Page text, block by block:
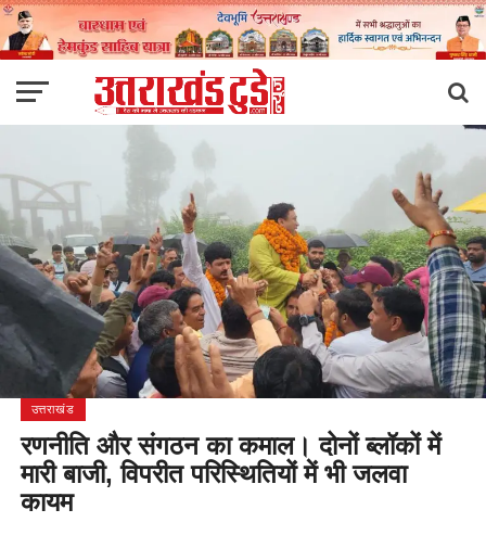
उत्तराखंड
रणनीति और संगठन का कमाल। दोनों ब्लॉकों में
मारी बाजी, विपरीत परिस्थितियों में भी जलवा
कायम